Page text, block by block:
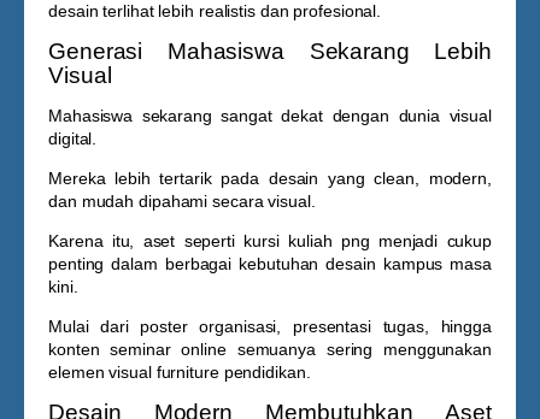
desain terlihat lebih realistis dan profesional.
Generasi Mahasiswa Sekarang Lebih
Visual
Mahasiswa sekarang sangat dekat dengan dunia visual
digital.
Mereka lebih tertarik pada desain yang clean, modern,
dan mudah dipahami secara visual.
Karena itu, aset seperti kursi kuliah png menjadi cukup
penting dalam berbagai kebutuhan desain kampus masa
kini.
Mulai dari poster organisasi, presentasi tugas, hingga
konten seminar online semuanya sering menggunakan
elemen visual furniture pendidikan.
Desain Modern Membutuhkan Aset